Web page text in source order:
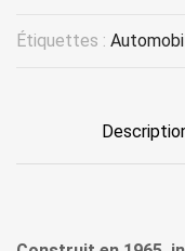
Étiquettes :